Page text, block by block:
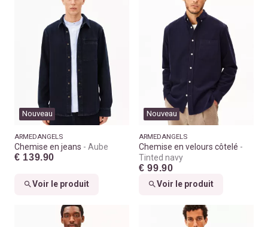
Nouveau
ARMEDANGELS
Chemise en jeans Aube
€ 139.90
Voir le produit
Nouveau
ARMEDANGELS
Chemise en velours côtelé
Tinted navy
€ 99.90
Voir le produit